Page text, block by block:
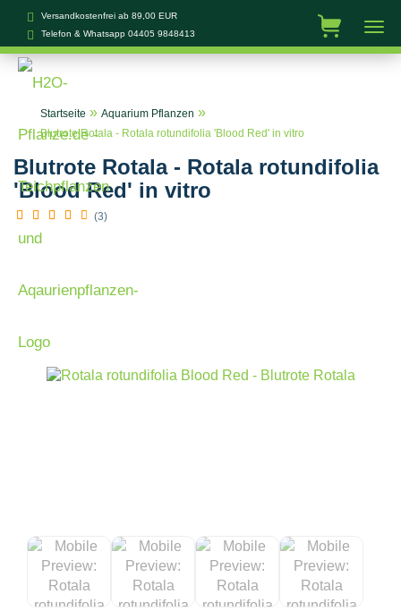
Versandkostenfrei ab 89,00 EUR
Telefon & Whatsapp 04405 9848413
Startseite » Aquarium Pflanzen »
Blutrote Rotala - Rotala rotundifolia 'Blood Red' in vitro
Blutrote Rotala - Rotala rotundifolia
'Blood Red' in vitro
(3)